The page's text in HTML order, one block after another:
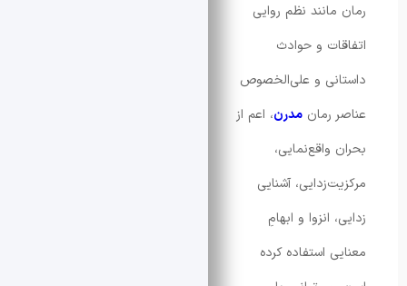
نظم روایی
و حوادث
و علی‌الخصوص
مدرن، اعم از
آشنایی
و ابهامِ
استفاده کرده